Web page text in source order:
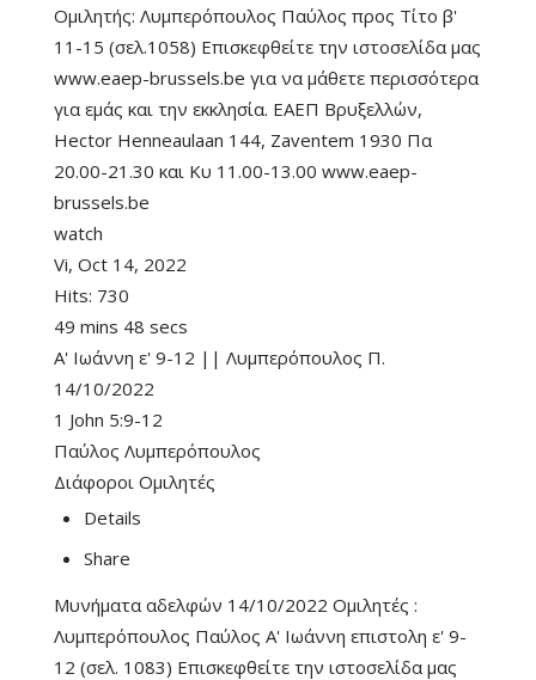
Ομιλητής: Λυμπερόπουλος Παύλος προς Τίτο β'
11-15 (σελ.1058) Επισκεφθείτε την ιστοσελίδα μας
www.eaep-brussels.be για να μάθετε περισσότερα
για εμάς και την εκκλησία. ΕΑΕΠ Βρυξελλών,
Hector Henneaulaan 144, Zaventem 1930 Πα
20.00-21.30 και Κυ 11.00-13.00 www.eaep-
brussels.be
watch
Vi, Oct 14, 2022
Hits: 730
49 mins 48 secs
Α' Ιωάννη ε' 9-12 || Λυμπερόπουλος Π.
14/10/2022
1 John 5:9-12
Παύλος Λυμπερόπουλος
Διάφοροι Ομιλητές
Details
Share
Μυνήματα αδελφών 14/10/2022 Ομιλητές :
Λυμπερόπουλος Παύλος Α' Ιωάννη επιστολη ε' 9-
12 (σελ. 1083) Επισκεφθείτε την ιστοσελίδα μας